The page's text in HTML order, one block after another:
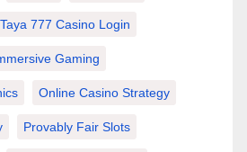
777 Casino Login
Gaming
Online Casino Strategy
Provably Fair Slots